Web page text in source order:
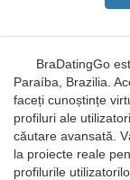
BraDatingGo
Paraíba, Brazilia.
faceți cunoștințe
profiluri ale
căutare avansată.
la proiecte reale
profilurile